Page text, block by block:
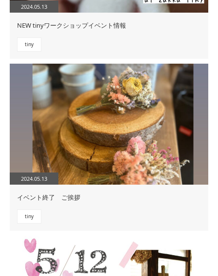
2024.05.13
NEW tinyワークショップイベント情報
tiny
2024.05.13
イベント終了 ご挨拶
tiny